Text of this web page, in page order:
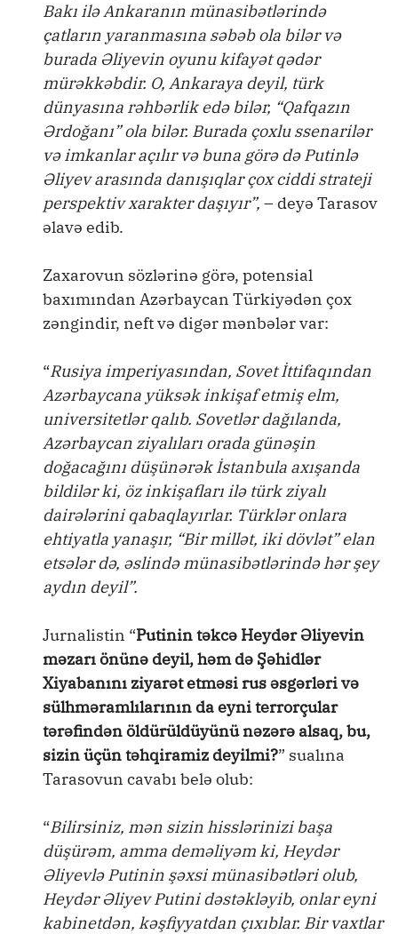
Bakı ilə Ankaranın münasibətlərində
çatların yaranmasına səbəb ola bilər və
burada Əliyevin oyunu kifayət qədər
mürəkkəbdir. O, Ankaraya deyil, türk
dünyasına rəhbərlik edə bilər, “Qafqazın
Ərdoğanı” ola bilər. Burada çoxlu ssenarilər
və imkanlar açılır və buna görə də Putinlə
Əliyev arasında danışıqlar çox ciddi strateji
perspektiv xarakter daşıyır”, – deyə Tarasov
əlavə edib.
Zaxarovun sözlərinə görə, potensial
baxımından Azərbaycan Türkiyədən çox
zəngindir, neft və digər mənbələr var:
“Rusiya imperiyasından, Sovet İttifaqından
Azərbaycana yüksək inkişaf etmiş elm,
universitetlər qalıb. Sovetlər dağılanda,
Azərbaycan ziyalıları orada günəşin
doğacağını düşünərək İstanbula axışanda
bildilər ki, öz inkişafları ilə türk ziyalı
dairələrini qabaqlayırlar. Türklər onlara
ehtiyatla yanaşır, “Bir millət, iki dövlət” elan
etsələr də, əslində münasibətlərində hər şey
aydın deyil”.
Jurnalistin “Putinin təkcə Heydər Əliyevin
məzarı önünə deyil, həm də Şəhidlər
Xiyabanını ziyarət etməsi rus əsgərləri və
sülhməramlılarının da eyni terrorçular
tərəfindən öldürüldüyünü nəzərə alsaq, bu,
sizin üçün təhqiramiz deyilmi?” sualına
Tarasovun cavabı belə olub:
“Bilirsiniz, mən sizin hisslərinizi başa
düşürəm, amma deməliyəm ki, Heydər
Əliyevlə Putinin şəxsi münasibətləri olub,
Heydər Əliyev Putini dəstəkləyib, onlar eyni
kabinetdən, kəşfiyyatdan çıxıblar. Bir vaxtlar